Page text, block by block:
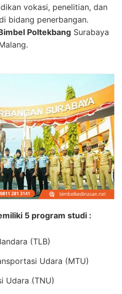
vokasi, penelitian, dan
bidang penerbangan.
Poltekbang Surabaya
5 program studi :
(TLB)
Udara (MTU)
Udara (TNU)